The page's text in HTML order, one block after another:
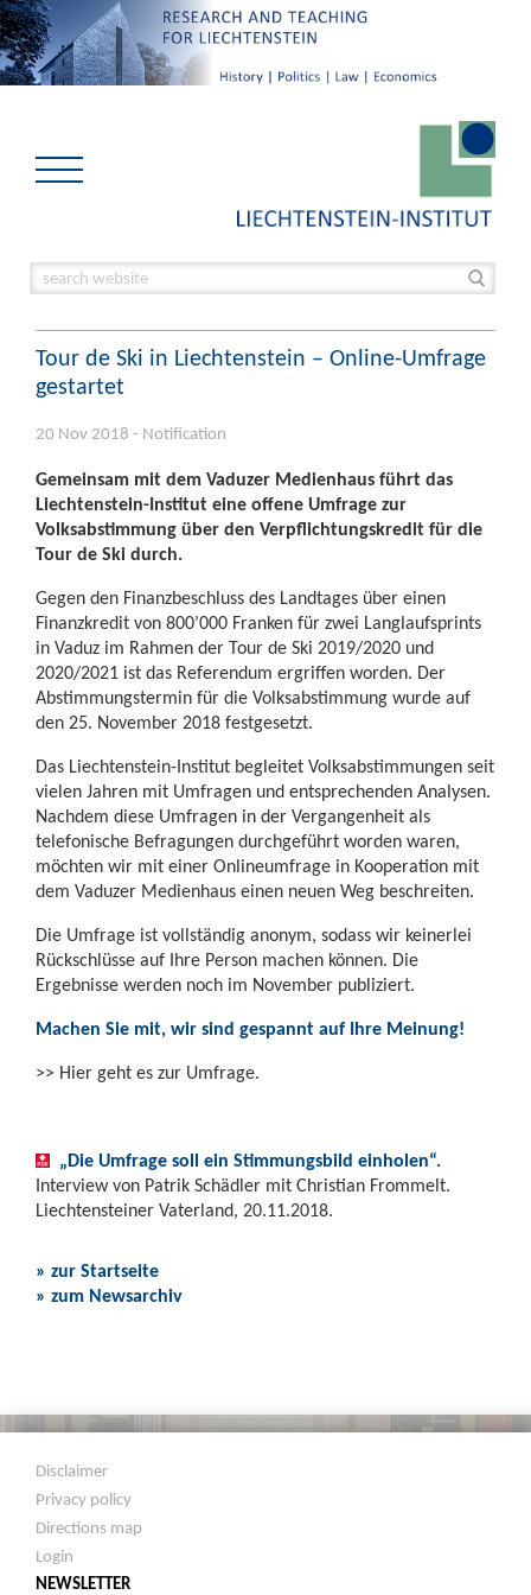
Tour de Ski in Liechtenstein – Online-Umfrage
gestartet
20 Nov 2018 - Notification
Gemeinsam mit dem Vaduzer Medienhaus führt das
Liechtenstein-Institut eine offene Umfrage zur
Volksabstimmung über den Verpflichtungskredit für die
Tour de Ski durch.
Gegen den Finanzbeschluss des Landtages über einen
Finanzkredit von 800’000 Franken für zwei Langlaufsprints
in Vaduz im Rahmen der Tour de Ski 2019/2020 und
2020/2021 ist das Referendum ergriffen worden. Der
Abstimmungstermin für die Volksabstimmung wurde auf
den 25. November 2018 festgesetzt.
Das Liechtenstein-Institut begleitet Volksabstimmungen seit
vielen Jahren mit Umfragen und entsprechenden Analysen.
Nachdem diese Umfragen in der Vergangenheit als
telefonische Befragungen durchgeführt worden waren,
möchten wir mit einer Onlineumfrage in Kooperation mit
dem Vaduzer Medienhaus einen neuen Weg beschreiten.
Die Umfrage ist vollständig anonym, sodass wir keinerlei
Rückschlüsse auf Ihre Person machen können. Die
Ergebnisse werden noch im November publiziert.
Machen Sie mit, wir sind gespannt auf Ihre Meinung!
>> Hier geht es zur Umfrage.
„Die Umfrage soll ein Stimmungsbild einholen“.
Interview von Patrik Schädler mit Christian Frommelt.
Liechtensteiner Vaterland, 20.11.2018.
» zur Startseite
» zum Newsarchiv
Disclaimer
Privacy policy
Directions map
Login
NEWSLETTER